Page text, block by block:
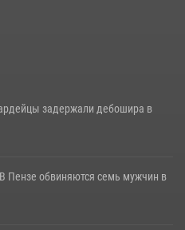
задержали дебошира в
Пензе обвиняются семь мужчин в